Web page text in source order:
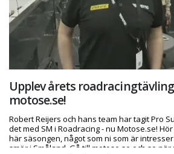
Upplev årets
motose.se!
Robert Reijers och hans team har tagit Pro
det med SM i Roadracing - nu Motose.se!
här säsongen, något som ni som är
smör i Småland. Gå till motose.se och se